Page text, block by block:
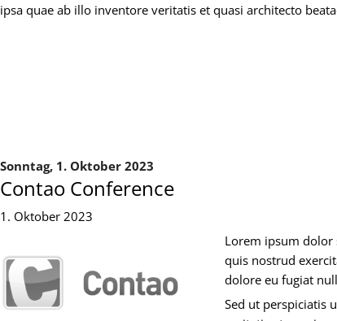
ipsa quae ab illo inventore veritatis et quasi architecto
Sonntag, 1. Oktober 2023
Contao Conference
1. Oktober 2023
Lorem ipsum dolor
quis nostrud
dolore eu fugiat
Sed ut perspiciatis